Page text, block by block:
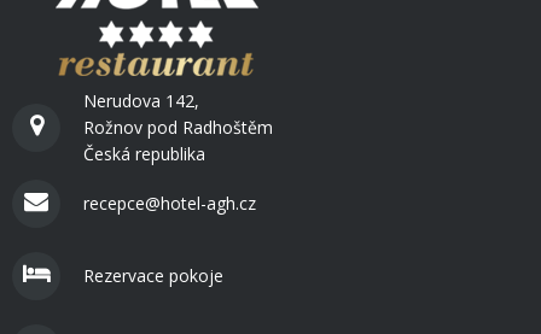
Nerudova 142,
Rožnov pod Radhoštěm
Česká republika
recepce@hotel-agh.cz
Rezervace pokoje